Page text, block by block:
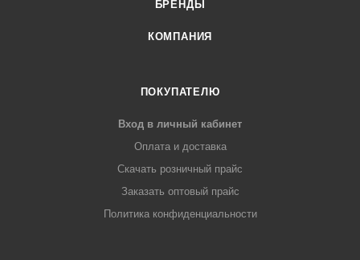
БРЕНДЫ
КОМПАНИЯ
ПОКУПАТЕЛЮ
Вход в личный кабинет
Оплата и доставка
Скачать розничный прайс
Заказать оптовый прайс
Политика конфиденциальности